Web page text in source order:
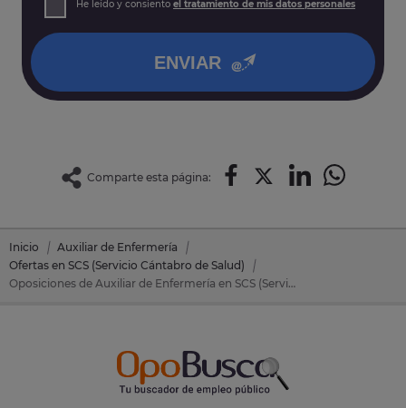
así como otros derechos tal y como se explica en nuestra
He leído y consiento el tratamiento de mis datos personales
ENVIAR
Comparte esta página:
Inicio
Auxiliar de Enfermería
Ofertas en SCS (Servicio Cántabro de Salud)
Oposiciones de Auxiliar de Enfermería en SCS (Servicio Cántabro de Salud)